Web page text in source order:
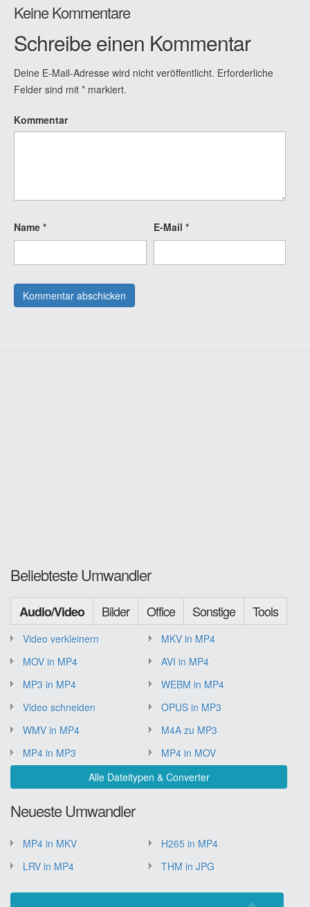
Keine Kommentare
Schreibe einen Kommentar
Deine E-Mail-Adresse wird nicht veröffentlicht. Erforderliche
Felder sind mit * markiert.
Kommentar
Name * E-Mail *
Beliebteste Umwandler
Audio/Video Bilder Office Sonstige Tools
Video verkleinern
MKV in MP4
MOV in MP4
AVI in MP4
MP3 in MP4
WEBM in MP4
Video schneiden
OPUS in MP3
WMV in MP4
M4A zu MP3
MP4 in MP3
MP4 in MOV
Alle Dateitypen & Converter
Neueste Umwandler
MP4 in MKV
H265 in MP4
LRV in MP4
THM in JPG